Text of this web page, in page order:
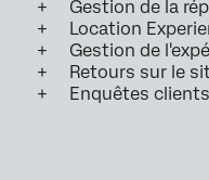
Gestion de la
Location
Gestion de
Retours sur le
Enquêtes clients